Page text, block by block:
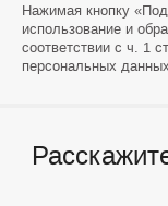
Нажимая кнопку
использование и
соответствии с ч. 1
персональных